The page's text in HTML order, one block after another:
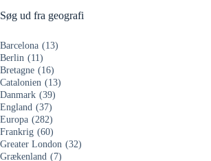
Søg ud fra geografi
Barcelona (13)
Berlin (11)
Bretagne (16)
Catalonien (13)
Danmark (39)
England (37)
Europa (282)
Frankrig (60)
Greater London (32)
Grækenland (7)